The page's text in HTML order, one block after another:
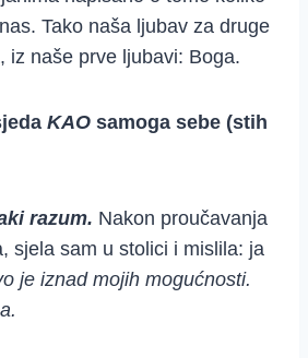
Tako naša ljubav za druge
iz naše prve ljubavi: Boga.
KAO samoga sebe (stih
razum. Nakon proučavanja
sjela sam u stolici i mislila: ja
je iznad mojih mogućnosti.